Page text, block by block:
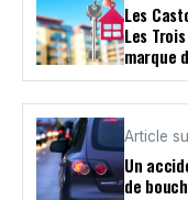
Les
Les
marque
Article
Un
de